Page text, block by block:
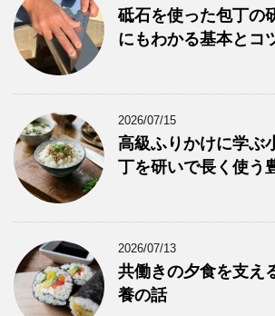
砥石を使った包丁の
にもわかる基本とコ
2026/07/15
高級ふりかけに学ぶ
丁を研いで長く使う
2026/07/13
共働きの夕食を支え
養の話